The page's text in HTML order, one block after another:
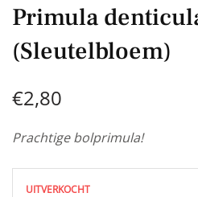
Primula
(Sleutelbloem)
€2,80
Prachtige bolprimula!
UITVERKOCHT